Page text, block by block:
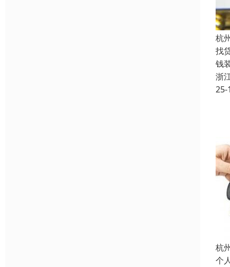
杭
找
钱
浙
25-
杭
个